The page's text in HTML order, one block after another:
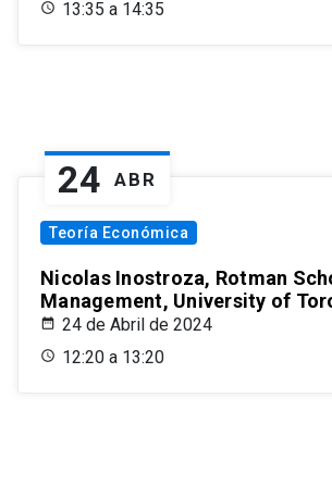
13:35 a 14:35
24 ABR
Teoría Económica
Nicolas Inostroza, Rotman
Management, University of
24 de Abril de 2024
12:20 a 13:20